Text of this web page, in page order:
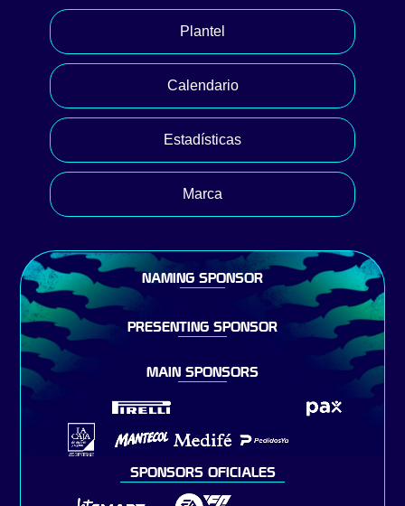
Plantel
Calendario
Estadísticas
Marca
NAMING SPONSOR
PRESENTING SPONSOR
MAIN SPONSORS
SPONSORS OFICIALES